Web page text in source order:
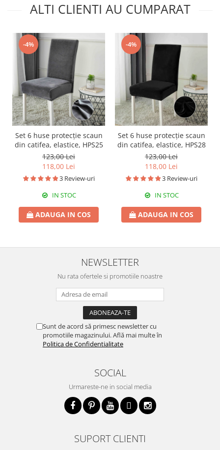
ALTI CLIENTI AU CUMPARAT
-4%
Set 6 huse protecție scaun
din catifea, elastice, HPS25
123,00 Lei
118,00 Lei
3 Review-uri
IN STOC
ADAUGA IN COS
-4%
Set 6 huse protecție scaun
din catifea, elastice, HPS28
123,00 Lei
118,00 Lei
3 Review-uri
IN STOC
ADAUGA IN COS
NEWSLETTER
Nu rata ofertele si promotiile noastre
Sunt de acord să primesc newsletter cu
promotiile magazinului. Află mai multe în
Politica de Confidentialitate
SOCIAL
Urmareste-ne in social media
SUPORT CLIENTI